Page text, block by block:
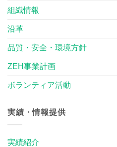
組織情報
沿革
品質・安全・環境方針
ZEH事業計画
ボランティア活動
実績・情報提供
実績紹介